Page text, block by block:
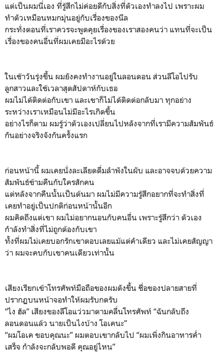
แต่เป็นผมนี่เอง ที่รู้สึกไม่ค่อยดีกับสิ่งที่ตัวเองทำลงไป เพราะผม
ทำตัวเหมือนหมกมุ่นอยู่กับเรื่องของนีล
กระทั่งตอนที่เราควรจะพูดคุยเรื่องของเราสองคนว่า แทนที่จะเป็น
เรื่องของคนอื่นที่ผมเคยมีอะไรด้วย
ในเช้าวันรุ่งขึ้น ผมยังคงทำงานอยู่ในลอนดอน ส่วนลีโอไปรับ
ลูกสาวและใช้เวลาสุดสัปดาห์กับเธอ
ผมไม่ได้ติดต่อกับเขา และเขาก็ไม่ได้ติดต่อกลับมา ทุกอย่าง
ระหว่างเราเหมือนไม่มีอะไรเกิดขึ้น
อย่างไรก็ตาม ผมรู้ว่าตัวเองเปลี่ยนไปหลังจากที่เรามีความสัมพันธ์
กันอย่างจริงจังกันครั้งแรก
ก่อนหน้านี้ ผมเคยนั่งละเลียดดื่มลำพังในผับ และอาจจบด้วยความ
สัมพันธ์ข้ามคืนกับใครสักคน
แต่หลังจากคืนนั้นเป็นต้นมา ผมไม่มีความรู้สึกอยากที่จะทำสิ่งที่
เคยทำอยู่เป็นปกติก่อนหน้านั้นอีก
ผมคิดถึงแต่เขา ผมไม่อยากนอนกับคนอื่น เพราะรู้สึกว่า ตัวเอง
กำลังทำสิ่งที่ไม่ถูกต้องกับเขา
ทั้งที่ผมไม่เคยบอกรักเขาตอบเลยแม้แต่คำเดียว และไม่เคยสัญญา
ว่า ผมจะคบกับเขาคนเดียวเท่านั้น
เสียงเรียกเข้าโทรศัพท์มือถือของผมดังขึ้น ชื่อของปลายสายที่
ปรากฏบนหน้าจอทำให้ผมรับกดรับ
“ไง ฮัล” เสียงของลีโอแว่วมาตามคลื่นโทรศัพท์ “ฉันกลับถึง
ลอนดอนแล้ว นายเป็นไงบ้าง โอเคนะ”
“ผมโอเค ขอบคุณนะ” ผมตอบเขากลับไป “ผมเพิ่งกินอาหารค่ำ
เสร็จ กำลังจะกลับพอดี คุณอยู่ไหน”